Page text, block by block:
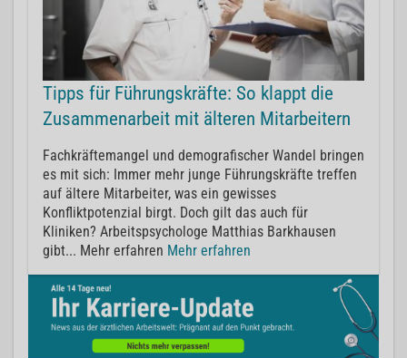
Tipps für Führungskräfte: So klappt die
Zusammenarbeit mit älteren Mitarbeitern
Fachkräftemangel und demografischer Wandel bringen
es mit sich: Immer mehr junge Führungskräfte treffen
auf ältere Mitarbeiter, was ein gewisses
Konfliktpotenzial birgt. Doch gilt das auch für
Kliniken? Arbeitspsychologe Matthias Barkhausen
gibt... Mehr erfahren Mehr erfahren